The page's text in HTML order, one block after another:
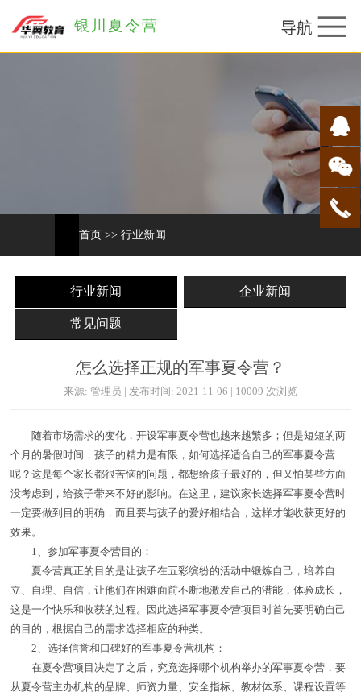
银川夏令营
首页 >> 行业新闻
行业新闻 企业新闻
常见问题
怎么选择正规的军事夏令营？
来源: 管理员 | 发布时间: 2021-11-06 | 10009 次浏览
随着市场需求的变化，开设军事夏令营也越来越繁多；但是短短的两
个月的暑假时间，孩子的精力是有限，如何选择适合自己的军事夏令营
呢？这是每个家长都很苦恼的问题，都想给孩子最好的，但又怕某些方面
没考虑到，给孩子带来不好的影响。在这里，建议家长选择军事夏令营时
一定要做到目的明确，而且要与孩子的爱好相结合，这样才能收获更好的
效果。
1、参加军事夏令营目的：
夏令营真正的目的是让孩子在五彩缤纷的活动中锻炼自己，培养自
立、自理、自信，让他们在困难面前不断地激发自己的潜能，体验成长，
这是一个快乐和收获的过程。因此选择军事夏令营项目时首先要明确自己
的目的，根据自己的需求选择相应的种类。
2、选择信誉和口碑好的军事夏令营机构：
在夏令营项目决定了之后，究竟选择哪个机构举办的军事夏令营，要
从夏令营主办机构的品牌、师资力量、安全指标、教材体系、课程设置等